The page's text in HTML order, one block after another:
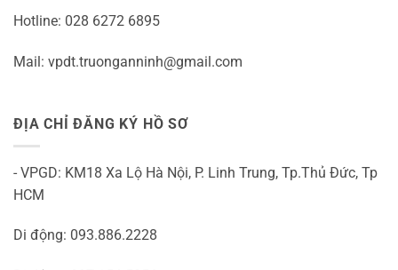
Hotline: 028 6272 6895
Mail: vpdt.truonganninh@gmail.com
ĐỊA CHỈ ĐĂNG KÝ HỒ SƠ
- VPGD: KM18 Xa Lộ Hà Nội, P. Linh Trung, Tp.Thủ Đức, Tp
HCM
Di động: 093.886.2228